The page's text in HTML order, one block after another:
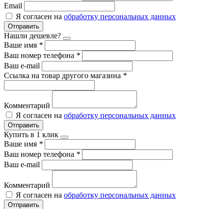
Email
Я согласен на обработку персональных данных
Отправить
Нашли дешевле?
Ваше имя *
Ваш номер телефона *
Ваш e-mail
Ссылка на товар другого магазина *
Комментарий
Я согласен на обработку персональных данных
Отправить
Купить в 1 клик
Ваше имя *
Ваш номер телефона *
Ваш e-mail
Комментарий
Я согласен на обработку персональных данных
Отправить